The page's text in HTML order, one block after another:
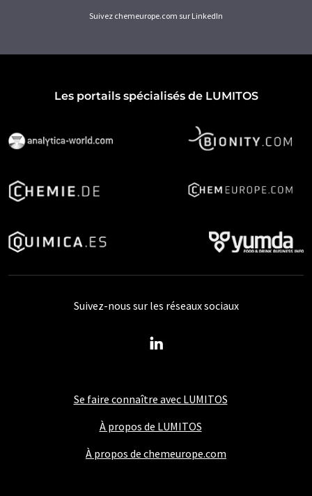
Suivez chemeurope.com sur LinkedIn
Les portails spécialisés de LUMITOS
Se faire connaître avec LUMITOS
À propos de LUMITOS
À propos de chemeurope.com
Suivez-nous sur les réseaux sociaux